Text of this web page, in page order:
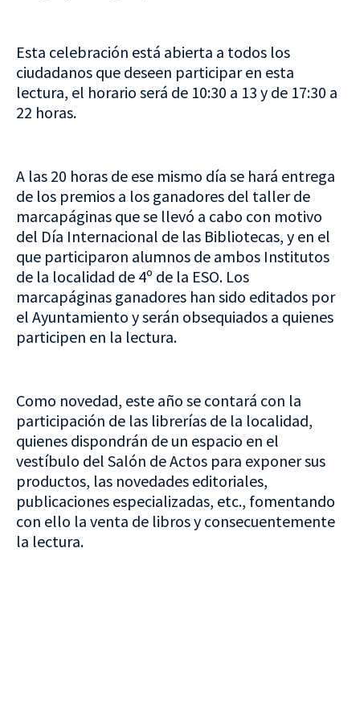
Esta celebración está abierta a todos los
ciudadanos que deseen participar en esta
lectura, el horario será de 10:30 a 13 y de 17:30 a
22 horas.
A las 20 horas de ese mismo día se hará entrega
de los premios a los ganadores del taller de
marcapáginas que se llevó a cabo con motivo
del Día Internacional de las Bibliotecas, y en el
que participaron alumnos de ambos Institutos
de la localidad de 4º de la ESO. Los
marcapáginas ganadores han sido editados por
el Ayuntamiento y serán obsequiados a quienes
participen en la lectura.
Como novedad, este año se contará con la
participación de las librerías de la localidad,
quienes dispondrán de un espacio en el
vestíbulo del Salón de Actos para exponer sus
productos, las novedades editoriales,
publicaciones especializadas, etc., fomentando
con ello la venta de libros y consecuentemente
la lectura.